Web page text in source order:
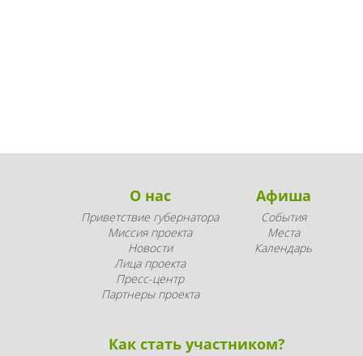
О нас
Приветствие губернатора
Миссия проекта
Новости
Лица проекта
Пресс-центр
Партнеры проекта
Афиша
События
Места
Календарь
Как стать участником?